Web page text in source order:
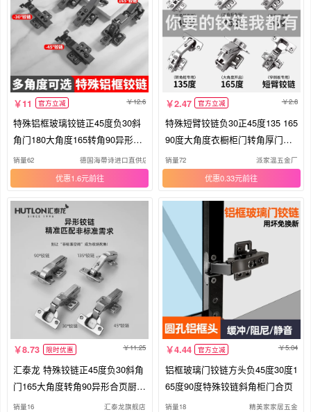
11 官方立减 12.6
特殊铝框玻璃铰链正45度负30斜
角门180大角度165转角90异形合
页柜
销量62 德国海蔕诗进口直供店
优惠1.6元
2.47 官方立减 2.8
特殊短臂铰链负30正45度135 165
90度大角度衣橱柜门转角厚门合
页
销量72 派家温五金厂
优惠0.33元
8.73 限时优惠 11.25
汇泰龙 特殊铰链正45度负30斜角
门165大角度转角90异形合页厨柜
门
销量16 汇泰龙旗舰店
4.44 官方立减 5.04
铝框玻璃门铰链方头负45度30度1
65度90度特殊铰链斜角柜门合页
销量18 精美家家居五金